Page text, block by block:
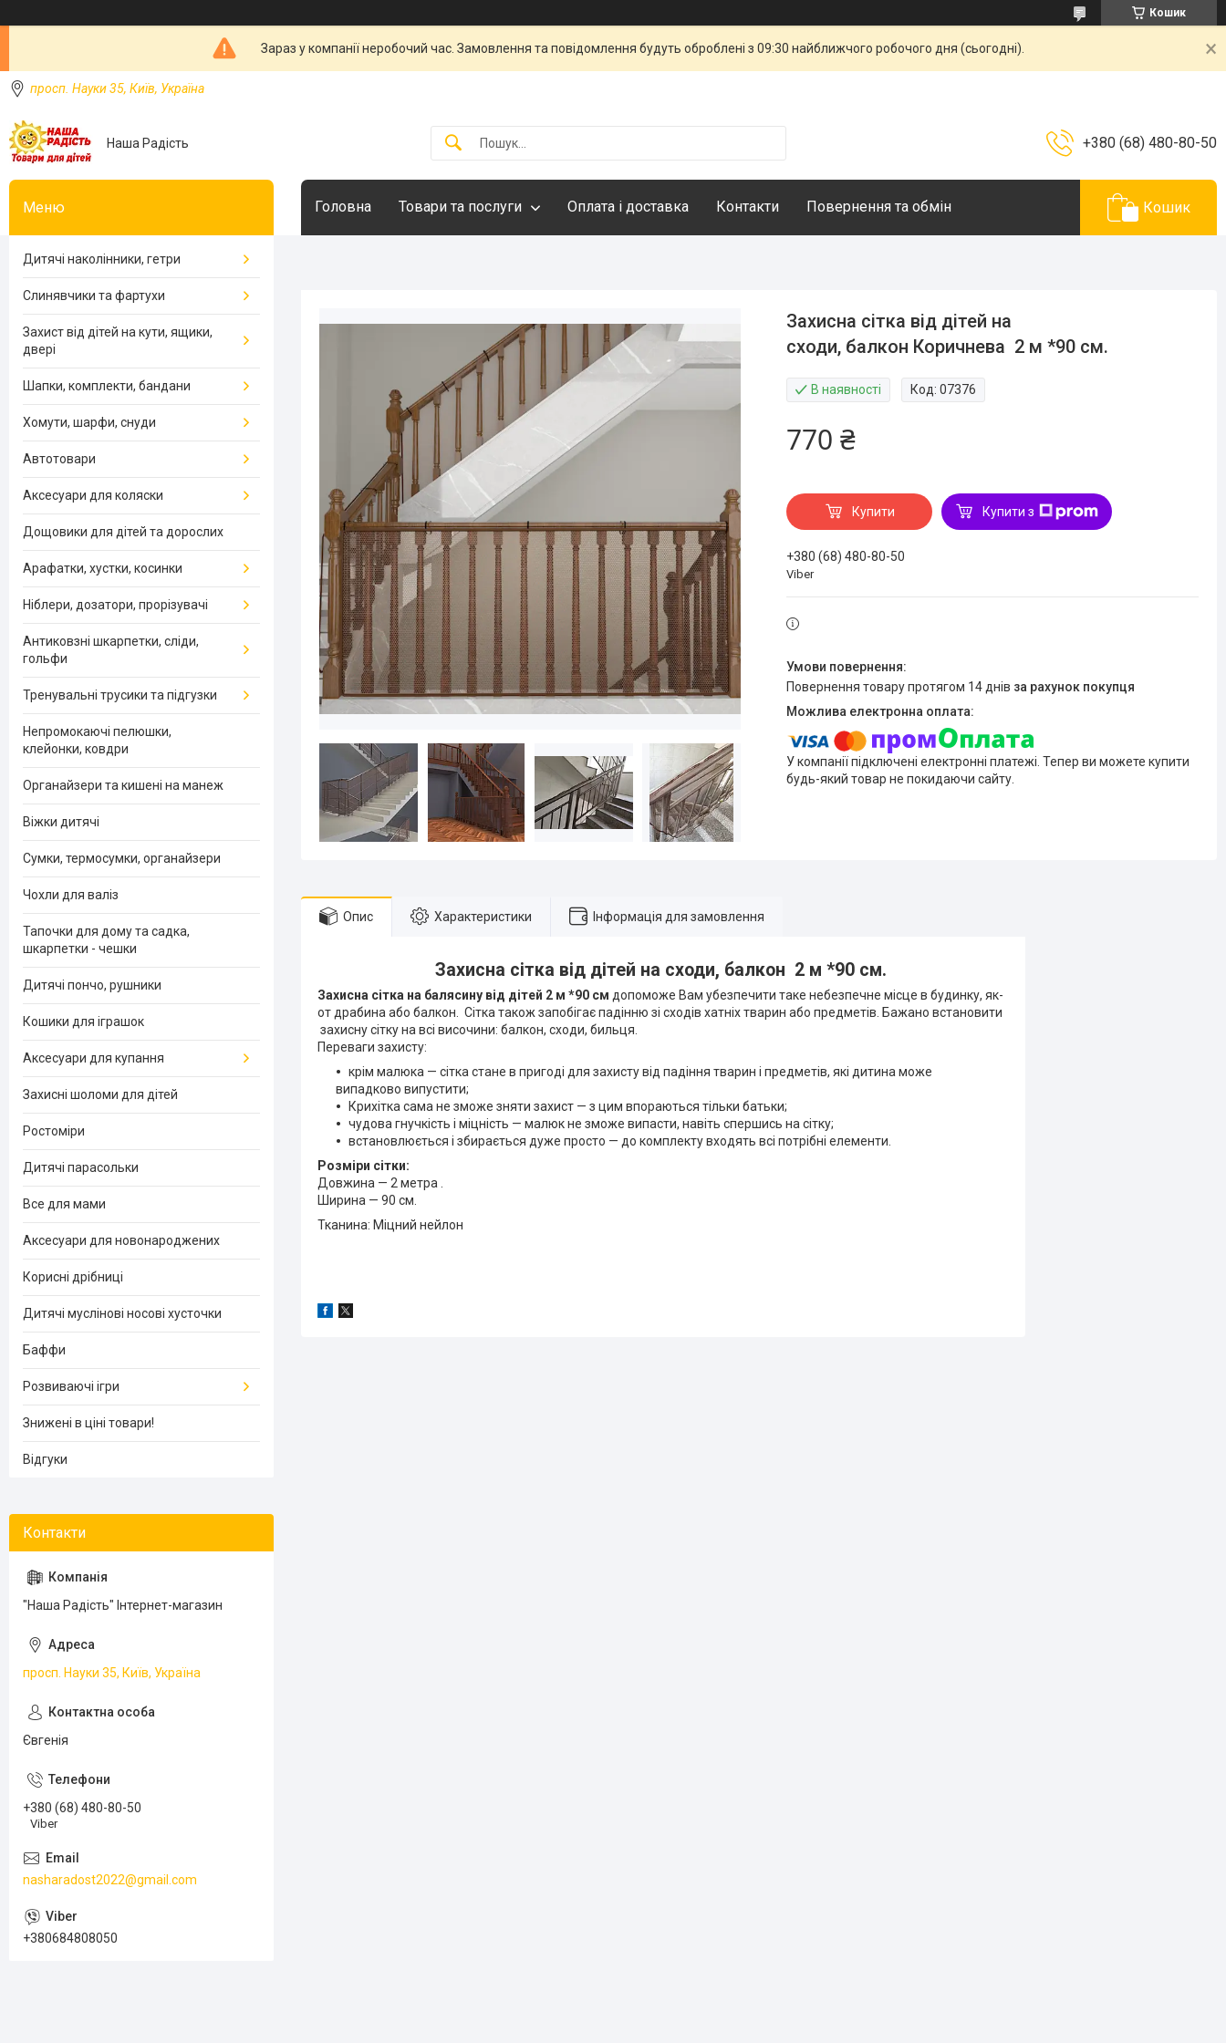
Кошик
Зараз у компанії неробочий час. Замовлення та повідомлення будуть оброблені з 09:30 найближчого робочого дня (сьогодні).
просп. Науки 35, Київ, Україна
Наша Радість +380 (68) 480-80-50
Головна Товари та послуги Оплата і доставка Контакти Повернення та обмін Кошик
Захисна сітка від дітей на
сходи, балкон Коричнева 2 м *90 см.
В наявності Код:07376
770 ₴
Купити Купити з
+380 (68) 480-80-50
Viber
повернення товару протягом 14 днів за рахунок покупця
У компанії підключені електронні платежі. Тепер ви можете купити
будь-який товар не покидаючи сайту.
Опис Характеристики Інформація для замовлення
Захисна сітка від дітей на сходи, балкон 2 м *90 см.
Захисна сітка на балясину від дітей 2 м *90 см допоможе Вам убезпечити таке небезпечне місце в будинку, як-
от драбина або балкон. Сітка також запобігає падінню зі сходів хатніх тварин або предметів. Бажано встановити
захисну сітку на всі височини: балкон, сходи, бильця.
Переваги захисту:
крім малюка — сітка стане в пригоді для захисту від падіння тварин і предметів, які дитина може
випадково випустити;
Крихітка сама не зможе зняти захист — з цим впораються тільки батьки;
чудова гнучкість і міцність — малюк не зможе випасти, навіть спершись на сітку;
встановлюється і збирається дуже просто — до комплекту входять всі потрібні елементи.
Розміри сітки:
Довжина — 2 метра .
Ширина — 90 см.
Тканина: Міцний нейлон
Дитячі наколінники, гетри
Слинявчики та фартухи
Захист від дітей на кути, ящики,
двері
Шапки, комплекти, бандани
Хомути, шарфи, снуди
Автотовари
Аксесуари для коляски
Дощовики для дітей та дорослих
Арафатки, хустки, косинки
Ніблери, дозатори, прорізувачі
Антиковзні шкарпетки, сліди,
гольфи
Тренувальні трусики та підгузки
Непромокаючі пелюшки,
клейонки, ковдри
Органайзери та кишені на манеж
Віжки дитячі
Сумки, термосумки, органайзери
Чохли для валіз
Тапочки для дому та садка,
шкарпетки - чешки
Дитячі пончо, рушники
Кошики для іграшок
Аксесуари для купання
Захисні шоломи для дітей
Ростоміри
Дитячі парасольки
Все для мами
Аксесуари для новонароджених
Корисні дрібниці
Дитячі муслінові носові хусточки
Баффи
Розвиваючі ігри
Знижені в ціні товари!
Відгуки
"Наша Радість" Інтернет-магазин
просп. Науки 35, Київ, Україна
Євгенія
+380 (68) 480-80-50
Viber
nasharadost2022@gmail.com
+380684808050